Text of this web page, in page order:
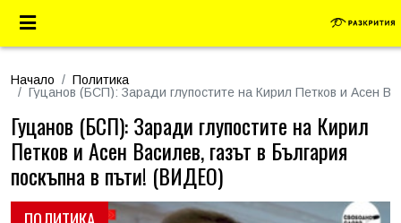
Начало
Политика
Гуцанов (БСП): Заради глупостите на Кирил Петков и Асен
Гуцанов (БСП): Заради глупостите на Кирил
Петков и Асен Василев, газът в България
поскъпна в пъти! (ВИДЕО)